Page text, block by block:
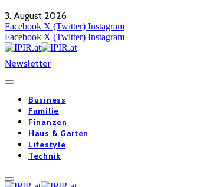
3. August 2026
Facebook X (Twitter) Instagram
Facebook X (Twitter) Instagram
Newsletter
Business
Familie
Finanzen
Haus & Garten
Lifestyle
Technik